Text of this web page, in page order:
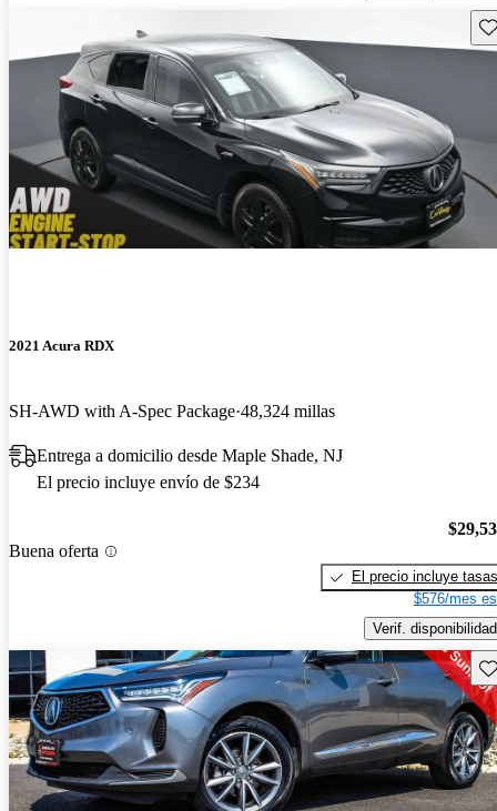
2021 Acura RDX
SH-AWD with A-Spec Package 48,324 millas
Entrega a domicilio desde Maple Shade, NJ
El precio incluye envío de $234
Buena oferta
El precio incluye tasas
$576/mes
Verif. disponibilidad